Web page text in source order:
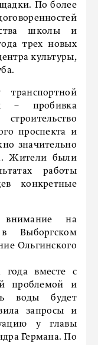
По более
школы и
трех новых
культуры,
– пробивка
проспекта и
значительно
Жители были
работы
конкретные
внимание на
в Выборгском
Ольгинского
года вместе с
проблемой и
воды будет
запросы и
у главы
Германа. По